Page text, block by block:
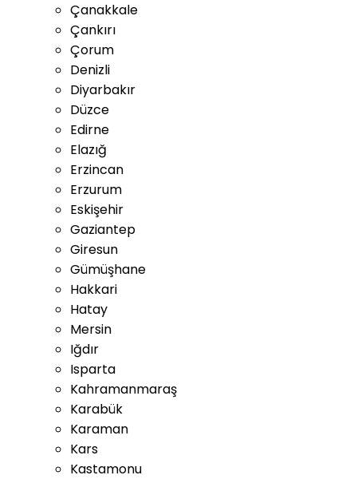
Çanakkale
Çankırı
Çorum
Denizli
Diyarbakır
Düzce
Edirne
Elazığ
Erzincan
Erzurum
Eskişehir
Gaziantep
Giresun
Gümüşhane
Hakkari
Hatay
Mersin
Iğdır
Isparta
Kahramanmaraş
Karabük
Karaman
Kars
Kastamonu